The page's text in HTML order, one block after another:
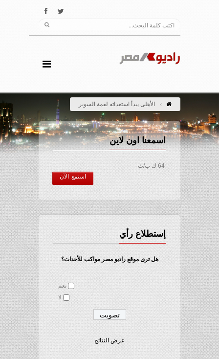
الأهلى يبدأ استعداته لقمة السوبر
اسمعنا اون لاين
64 ك ب/ث
استمع الآن
إستطلاع رأي
هل ترى موقع راديو مصر مواكب للأحداث؟
نعم
لا
عرض النتائج